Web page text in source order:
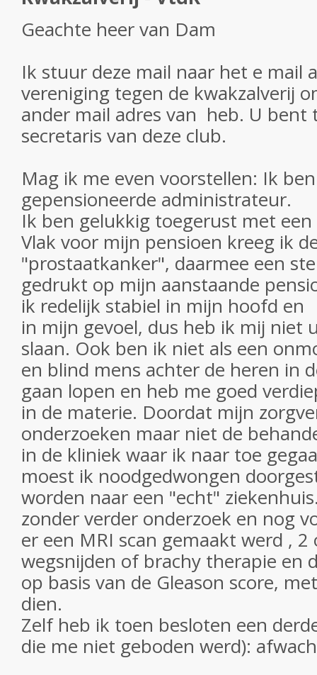
Geachte heer van Dam
Ik stuur deze mail naar het e mail
vereniging tegen de kwakzalverij
ander mail adres van heb. U bent
secretaris van deze club.
Mag ik me even voorstellen: Ik
gepensioneerde administrateur.
Ik ben gelukkig toegerust met
Vlak voor mijn pensioen kreeg ik
"prostaatkanker", daarmee een
gedrukt op mijn aanstaande
ik redelijk stabiel in mijn hoofd en
in mijn gevoel, dus heb ik mij niet
slaan. Ook ben ik niet als een
en blind mens achter de heren in
gaan lopen en heb me goed
in de materie. Doordat mijn
onderzoeken maar niet de
in de kliniek waar ik naar toe
moest ik noodgedwongen
worden naar een "echt"
zonder verder onderzoek en nog
er een MRI scan gemaakt werd ,
wegsnijden of brachy therapie en
op basis van de Gleason score,
dien.
Zelf heb ik toen besloten een
die me niet geboden werd):